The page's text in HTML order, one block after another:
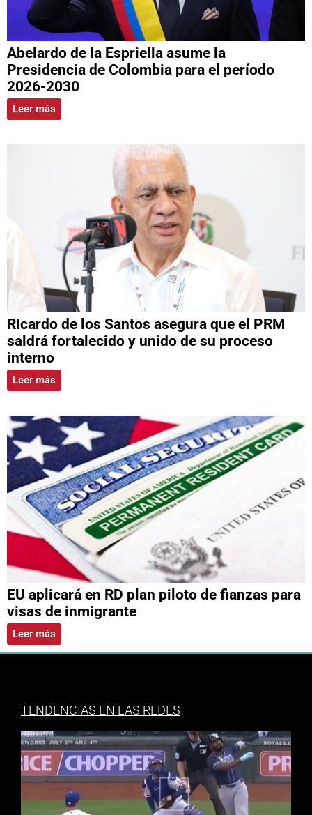
Abelardo de la Espriella asume la
Presidencia de Colombia para el período
2026-2030
Leer más
Ricardo de los Santos asegura que el PRM
saldrá fortalecido y unido de su proceso
interno
Leer más
EU aplicará en RD plan piloto de fianzas para
visas de inmigrante
Leer más
TENDENCIAS EN LAS REDES